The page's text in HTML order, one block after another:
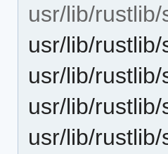
usr/lib/
usr/lib/
usr/lib/
usr/lib/
usr/lib/